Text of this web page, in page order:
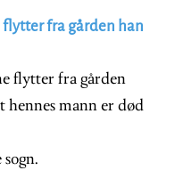
flytter fra gården han
flytter fra gården
hennes mann er død